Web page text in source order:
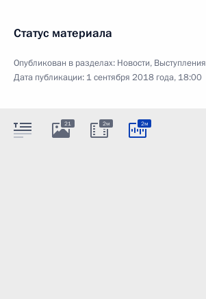
Статус материала
Опубликован в разделах: Новости,
Дата публикации: 1 сентября 2018 года, 18:00
21 2м 2м